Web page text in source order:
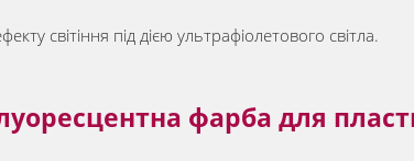
світіння під дією ультрафіолетового світла.
фарба для